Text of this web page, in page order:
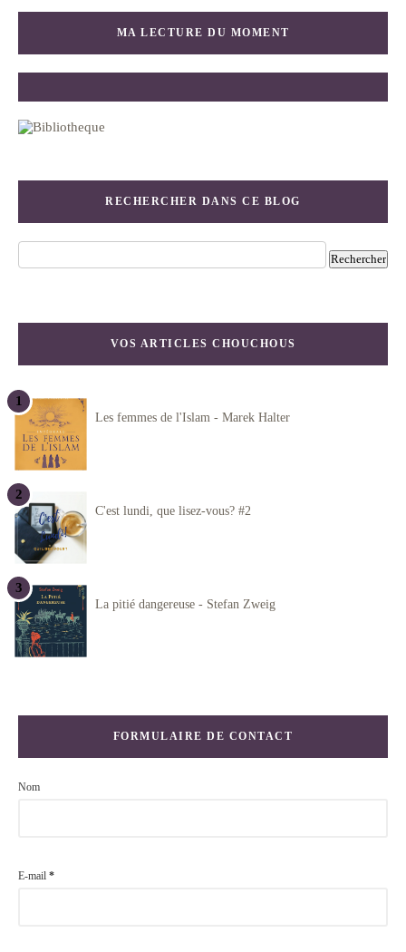
MA LECTURE DU MOMENT
RECHERCHER DANS CE BLOG
VOS ARTICLES CHOUCHOUS
Les femmes de l'Islam - Marek Halter
C'est lundi, que lisez-vous? #2
La pitié dangereuse - Stefan Zweig
FORMULAIRE DE CONTACT
Nom
E-mail *